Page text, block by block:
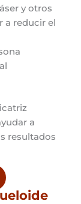
y otros
a reducir el
a
resultados